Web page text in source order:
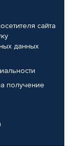
сайта
данных
получение